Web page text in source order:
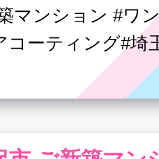
マンション #ワ
コーティング#埼